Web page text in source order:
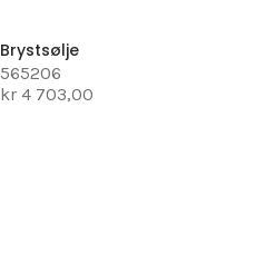
Brystsølje
565206
kr 4 703,00